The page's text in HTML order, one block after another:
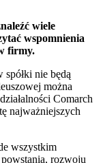
wiele
wspomnienia
firmy.
nie będą
można
Comarch
najważniejszych
wszystkim
rozwoju